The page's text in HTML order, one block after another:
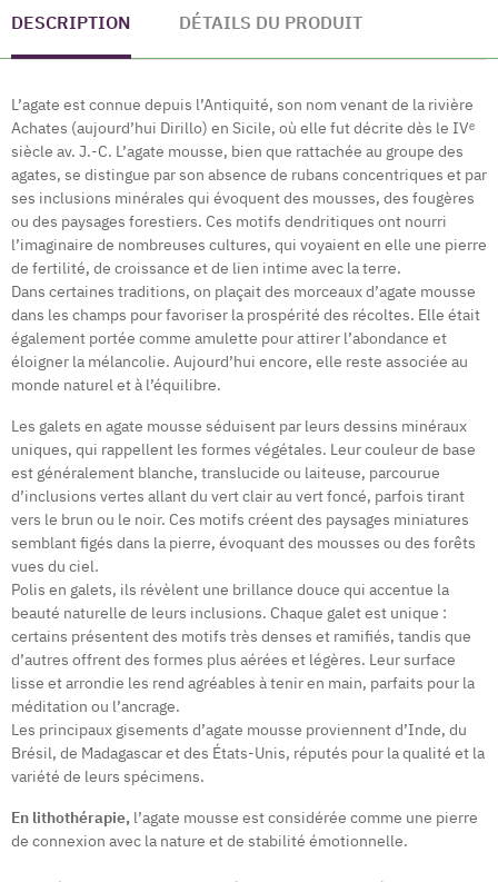
DESCRIPTION DÉTAILS DU PRODUIT
L’agate est connue depuis l’Antiquité, son nom venant de la rivière
Achates (aujourd’hui Dirillo) en Sicile, où elle fut décrite dès le IVᵉ
siècle av. J.-C. L’agate mousse, bien que rattachée au groupe des
agates, se distingue par son absence de rubans concentriques et par
ses inclusions minérales qui évoquent des mousses, des fougères
ou des paysages forestiers. Ces motifs dendritiques ont nourri
l’imaginaire de nombreuses cultures, qui voyaient en elle une pierre
de fertilité, de croissance et de lien intime avec la terre.
Dans certaines traditions, on plaçait des morceaux d’agate mousse
dans les champs pour favoriser la prospérité des récoltes. Elle était
également portée comme amulette pour attirer l’abondance et
éloigner la mélancolie. Aujourd’hui encore, elle reste associée au
monde naturel et à l’équilibre.
Les galets en agate mousse séduisent par leurs dessins minéraux
uniques, qui rappellent les formes végétales. Leur couleur de base
est généralement blanche, translucide ou laiteuse, parcourue
d’inclusions vertes allant du vert clair au vert foncé, parfois tirant
vers le brun ou le noir. Ces motifs créent des paysages miniatures
semblant figés dans la pierre, évoquant des mousses ou des forêts
vues du ciel.
Polis en galets, ils révèlent une brillance douce qui accentue la
beauté naturelle de leurs inclusions. Chaque galet est unique :
certains présentent des motifs très denses et ramifiés, tandis que
d’autres offrent des formes plus aérées et légères. Leur surface
lisse et arrondie les rend agréables à tenir en main, parfaits pour la
méditation ou l’ancrage.
Les principaux gisements d’agate mousse proviennent d’Inde, du
Brésil, de Madagascar et des États-Unis, réputés pour la qualité et la
variété de leurs spécimens.
En lithothérapie, l’agate mousse est considérée comme une pierre
de connexion avec la nature et de stabilité émotionnelle.